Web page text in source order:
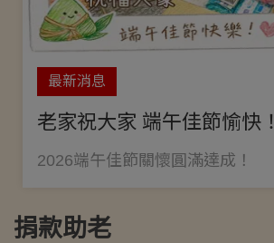
最新消息
老家祝大家 端午佳節愉快！
2026端午佳節關懷圓滿達成！
捐款助老